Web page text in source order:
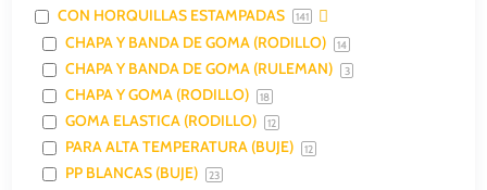
CON HORQUILLAS ESTAMPADAS 141
CHAPA Y BANDA DE GOMA (RODILLO) 14
CHAPA Y BANDA DE GOMA (RULEMAN) 3
CHAPA Y GOMA (RODILLO) 18
GOMA ELASTICA (RODILLO) 12
PARA ALTA TEMPERATURA (BUJE) 12
PP BLANCAS (BUJE) 23